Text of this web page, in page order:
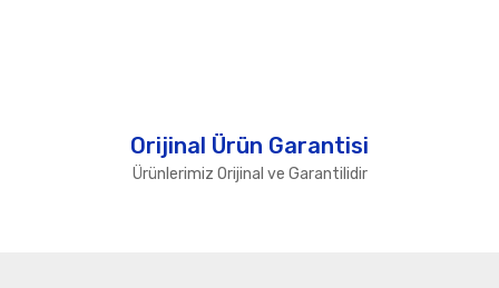
Orijinal Ürün Garantisi
Ürünlerimiz Orijinal ve Garantilidir